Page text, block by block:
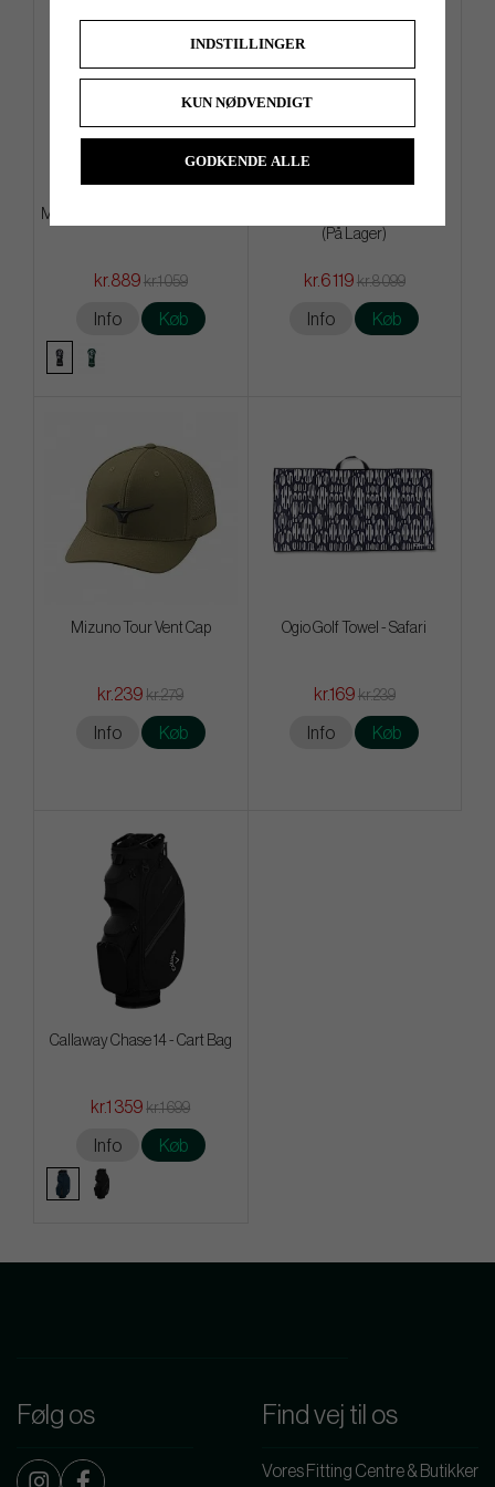
Malbon Fairwayood Headcover
kr.889 kr.1 059
Info Køb
(På Lager)
kr.6 119 kr.8 099
Info Køb
Mizuno Tour Vent Cap
kr.239 kr.279
Info Køb
Ogio Golf Towel - Safari
kr.169 kr.239
Info Køb
Callaway Chase 14 - Cart Bag
kr.1 359 kr.1 699
Info Køb
Følg os Find vej til os
Vores Fitting Centre & Butikker
INDSTILLINGER
KUN NØDVENDIGT
GODKENDE ALLE